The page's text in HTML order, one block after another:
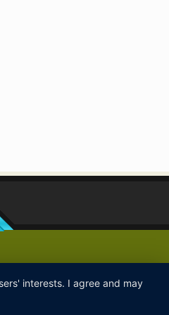
interests. I agree and may